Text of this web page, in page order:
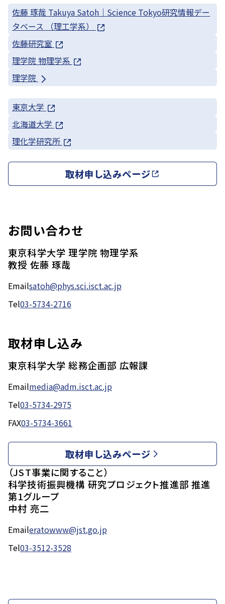
佐藤 琢哉 Takuya Satoh｜Science Tokyo研究情報デー
タベース （理工学系）
佐藤研究室
理学院 物理学系
理学院
東京大学
北海道大学
理化学研究所
取材申し込みページ
お問い合わせ
東京科学大学 理学院 物理学系
教授 佐藤 琢哉
Emailsatoh@phys.sci.isct.ac.jp
Tel03-5734-2716
取材申し込み
東京科学大学 総務企画部 広報課
Emailmedia@adm.isct.ac.jp
Tel03-5734-2975
FAX03-5734-3661
取材申し込みページ
（JST事業に関すること）
科学技術振興機構 研究プロジェクト推進部 推進
第1グループ
中村 亮二
Emaileratowww@jst.go.jp
Tel03-3512-3528